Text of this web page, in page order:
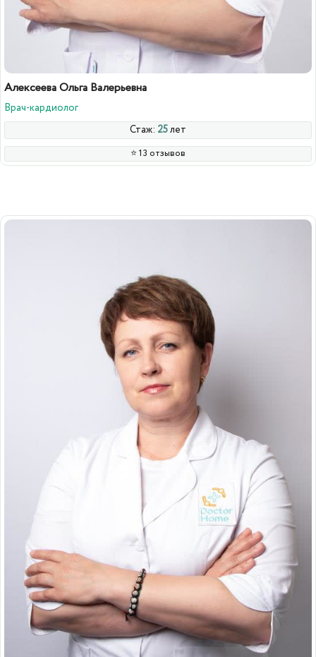
Алексеева Ольга Валерьевна
Врач-кардиолог
Стаж: 25лет
⭐️ 13 отзывов